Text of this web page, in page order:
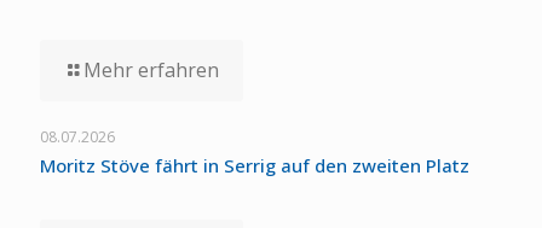
Mehr erfahren
08.07.2026
Moritz Stöve fährt in Serrig auf den zweiten Platz